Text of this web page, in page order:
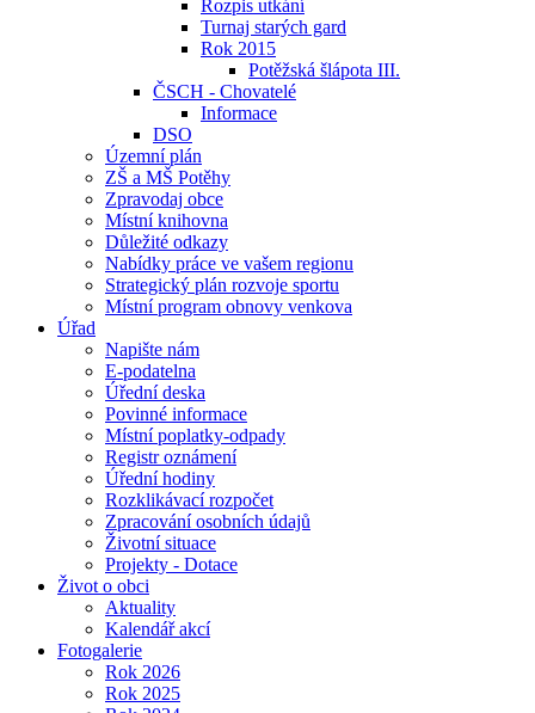
Rozpis utkání
Turnaj starých gard
Rok 2015
Potěžská šlápota III.
ČSCH - Chovatelé
Informace
DSO
Územní plán
ZŠ a MŠ Potěhy
Zpravodaj obce
Místní knihovna
Důležité odkazy
Nabídky práce ve vašem regionu
Strategický plán rozvoje sportu
Místní program obnovy venkova
Úřad
Napište nám
E-podatelna
Úřední deska
Povinné informace
Místní poplatky-odpady
Registr oznámení
Úřední hodiny
Rozklikávací rozpočet
Zpracování osobních údajů
Životní situace
Projekty - Dotace
Život o obci
Aktuality
Kalendář akcí
Fotogalerie
Rok 2026
Rok 2025